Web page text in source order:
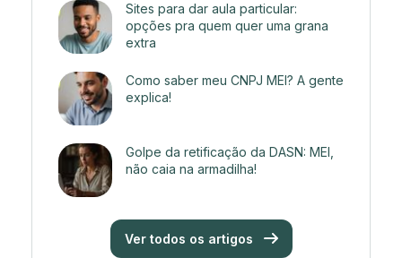
Sites para dar aula particular:
opções pra quem quer uma grana
extra
Como saber meu CNPJ MEI? A gente
explica!
Golpe da retificação da DASN: MEI,
não caia na armadilha!
Ver todos os artigos